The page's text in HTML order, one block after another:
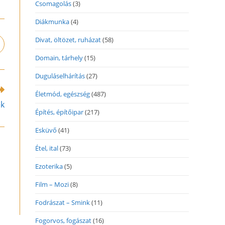
Csomagolás(3)
Diákmunka(4)
Divat, öltözet, ruházat(58)
Domain, tárhely(15)
Duguláselhárítás(27)
Életmód, egészség(487)
Építés, építőipar(217)
Esküvő (41)
Étel, ital(73)
Ezoterika(5)
Film – Mozi(8)
Fodrászat – Smink(11)
Fogorvos, fogászat(16)